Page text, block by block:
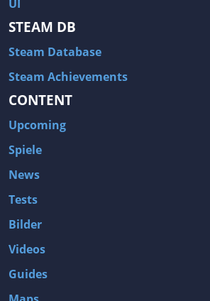
UI
STEAM DB
Steam Database
Steam Achievements
CONTENT
Upcoming
Spiele
News
Tests
Bilder
Videos
Guides